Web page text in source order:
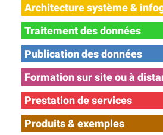
Architecture système &
Traitement des données
Publication des données
Formation sur site ou à
Prestation de services
Produits & exemples